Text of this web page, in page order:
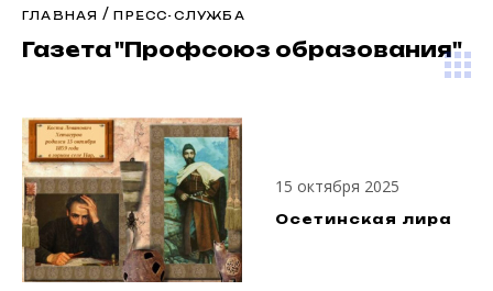
ГЛАВНАЯ /ПРЕСС-СЛУЖБА
Газета "Профсоюз образования"
15 октября 2025
Осетинская лира